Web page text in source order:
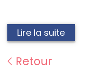
Lire la suite
Retour